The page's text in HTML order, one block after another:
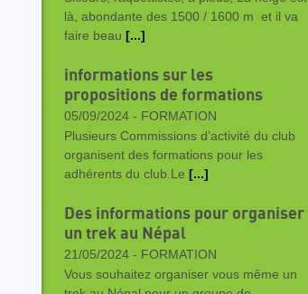
là, abondante des 1500 / 1600 m et il va
faire beau [...]
informations sur les
propositions de formations
05/09/2024 - FORMATION
Plusieurs Commissions d’activité du club
organisent des formations pour les
adhérents du club.Le [...]
Des informations pour organiser
un trek au Népal
21/05/2024 - FORMATION
Vous souhaitez organiser vous même un